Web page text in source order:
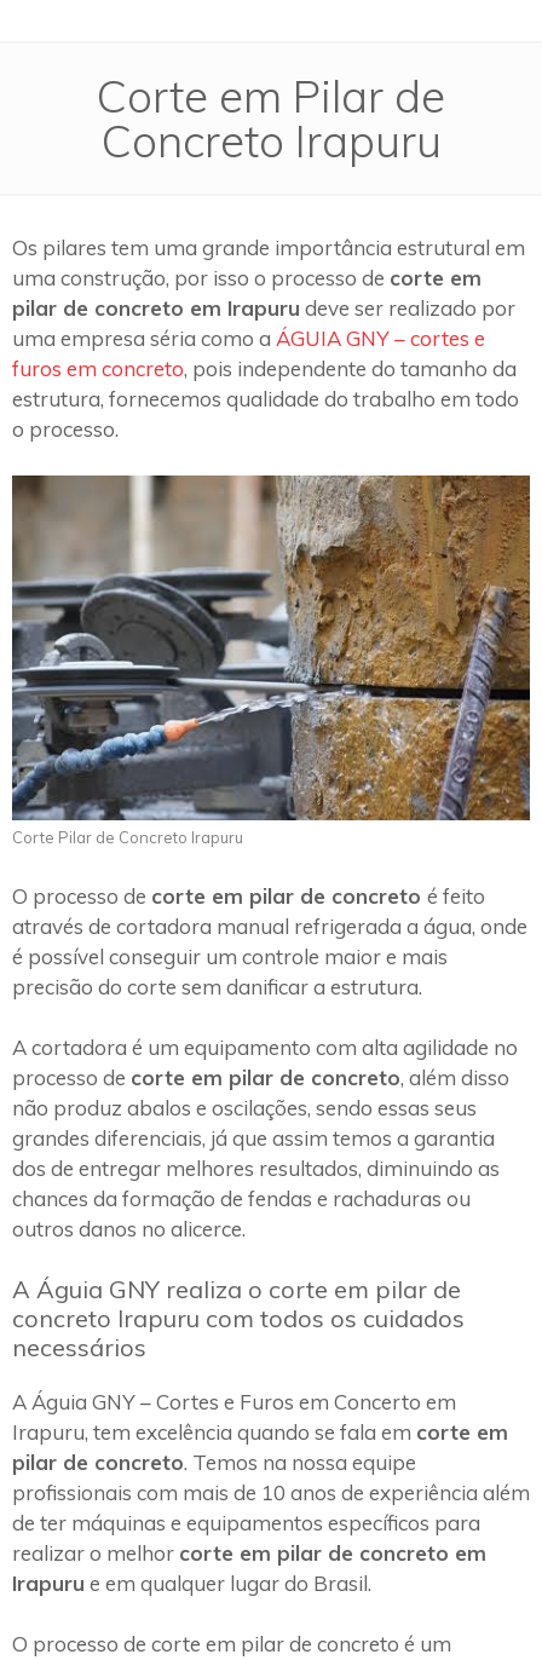
Corte em Pilar de
Concreto Irapuru
Os pilares tem uma grande importância estrutural em
uma construção, por isso o processo de corte em
pilar de concreto em Irapuru deve ser realizado por
uma empresa séria como a ÁGUIA GNY – cortes e
furos em concreto, pois independente do tamanho da
estrutura, fornecemos qualidade do trabalho em todo
o processo.
Corte Pilar de Concreto Irapuru
O processo de corte em pilar de concreto é feito
através de cortadora manual refrigerada a água, onde
é possível conseguir um controle maior e mais
precisão do corte sem danificar a estrutura.
A cortadora é um equipamento com alta agilidade no
processo de corte em pilar de concreto, além disso
não produz abalos e oscilações, sendo essas seus
grandes diferenciais, já que assim temos a garantia
dos de entregar melhores resultados, diminuindo as
chances da formação de fendas e rachaduras ou
outros danos no alicerce.
A Águia GNY realiza o corte em pilar de
concreto Irapuru com todos os cuidados
necessários
A Águia GNY – Cortes e Furos em Concerto em
Irapuru, tem excelência quando se fala em corte em
pilar de concreto. Temos na nossa equipe
profissionais com mais de 10 anos de experiência além
de ter máquinas e equipamentos específicos para
realizar o melhor corte em pilar de concreto em
Irapuru e em qualquer lugar do Brasil.
O processo de corte em pilar de concreto é um